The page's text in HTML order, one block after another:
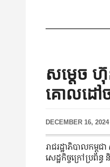
សម្តេច ហ៊ុ
គោលដៅ
DECEMBER 16, 2024
រាជរដ្ឋាភិបាលកម្
សេដ្ឋកិច្ចក្រៅប្រព័ន្